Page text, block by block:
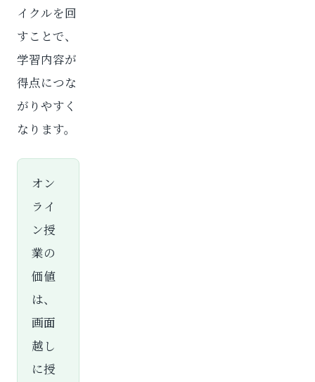
イクルを回
すことで、
学習内容が
得点につな
がりやすく
なります。
オン
ライ
ン授
業の
価値
は、
画面
越し
に授